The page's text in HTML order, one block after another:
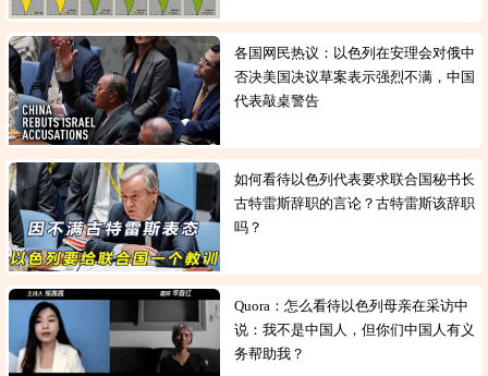
各国网民热议：以色列在安理会对俄中
否决美国决议草案表示强烈不满，中国
代表敲桌警告
如何看待以色列代表要求联合国秘书长
古特雷斯辞职的言论？古特雷斯该辞职
吗？
Quora：怎么看待以色列母亲在采访中
说：我不是中国人，但你们中国人有义
务帮助我？